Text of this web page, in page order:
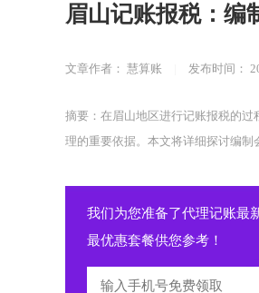
眉山记账报税：编
文章作者： 慧算账 发布时间：
摘要：在眉山地区进行记账报税的
理的重要依据。本文将详细探讨编制
我们为您准备了代理记账最
最优惠套餐供您参考！